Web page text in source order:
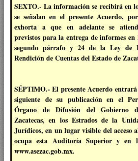
SEXTO.- La información se recibirá en
se señalan en el presente Acuerdo,
exhorta a que en adelante se
previstos para la entrega de informes en
segundo párrafo y 24 de la Ley de
Rendición de Cuentas del Estado de
SÉPTIMO.- El presente Acuerdo
siguiente de su publicación en el
Órgano de Difusión del Gobierno
Zacatecas, en los Estrados de la
Jurídicos, en un lugar visible del acceso
ocupa esta Auditoría Superior y en
www.asezac.gob.mx.